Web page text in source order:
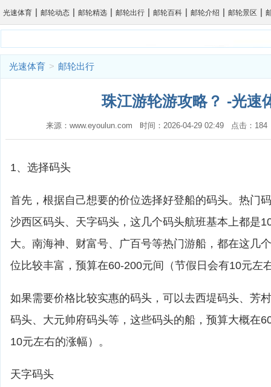
光速体育 | 邮轮动态 | 邮轮精选 | 邮轮出行 | 邮轮百科 | 邮轮介绍 | 邮轮景区 |
光速体育 > 邮轮出行
珠江游轮游攻略？ -光速
来源：www.eyoulun.com 时间：2026-04-29 02:49 点击：
1、选择码头
首先，根据自己想要的价位选择好登船的码头。热门
沙西区码头、天字码头，这几个码头航班基本上都是
大。南海神、财富号、广百号等热门游船，都在这几
位比较丰富，预算在60-200元间（节假日会有10元左
如果需要价格比较实惠的码头，可以去西堤码头、芳
码头、大元帅府码头等，这些码头的船，预算大概在
10元左右的涨幅）。
天字码头